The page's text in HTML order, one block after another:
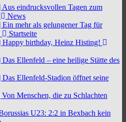
Aus eindrucksvollen Tagen zum
News
Ein mehr als gelungener Tag für
Startseite
Happy birthday, Heinz Histing!
Das Ellenfeld – eine heilige Stätte des
Das Ellenfeld-Stadion öffnet seine
Von Menschen, die zu Schlachten
U23: 2:2 in Bexbach kein